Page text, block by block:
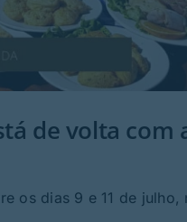
de volta com
os dias 9 e 11 de